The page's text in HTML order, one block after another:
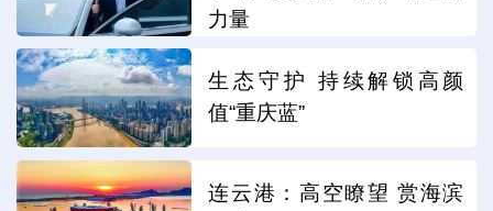
力量
生态守护 持续解锁高颜
值“重庆蓝”
连云港：高空瞭望 赏海滨